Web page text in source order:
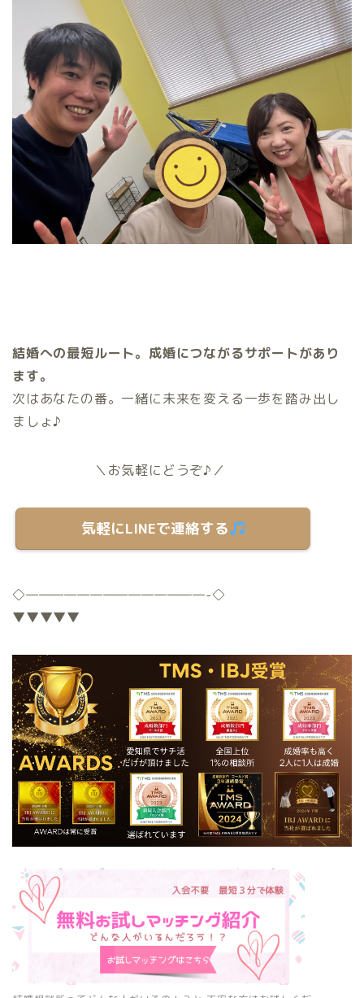
結婚への最短ルート。成婚につながるサポートがあり
ます。
次はあなたの番。一緒に未来を変える一歩を踏み出し
ましょ♪
＼お気軽にどうぞ♪／
気軽にLINEで連絡する
◇——————————————-◇
▼▼▼▼▼